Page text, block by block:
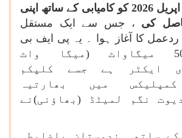
ایف بی آر) نے 6 اپریل 2026 کو کامیابی کے ساتھ اپنی
کی ، جس سے ایک مستقل
کا آغاز ہوا ۔ یہ پی ایف بی
آر ایک 500 میگاواٹ (میگا واٹ
ایکٹر ہے جسے کلپکم
کمپلیکس میں بھارتیہ
نگم لمیٹڈ (بھاؤنی)نے